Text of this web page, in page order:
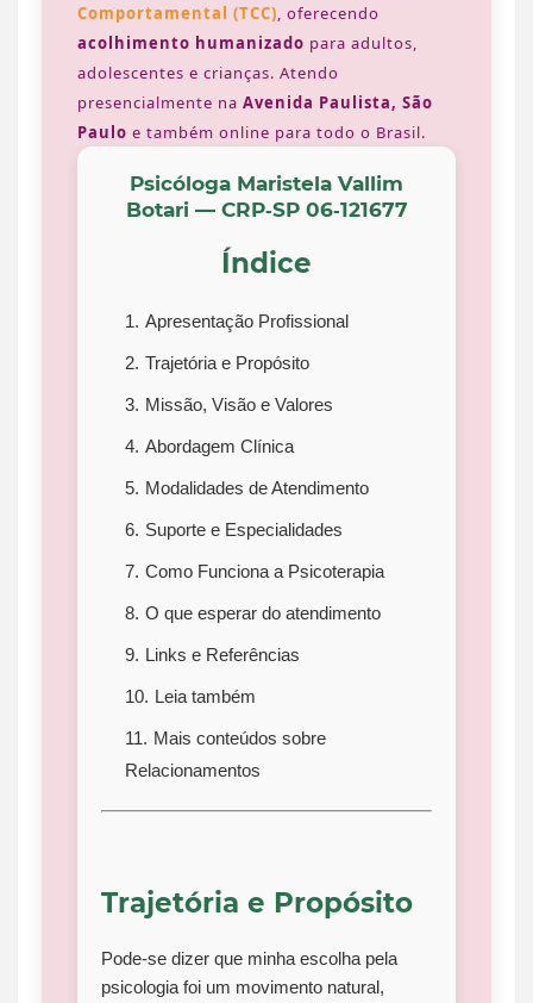
Comportamental (TCC), oferecendo
acolhimento humanizado para adultos,
adolescentes e crianças. Atendo
presencialmente na Avenida Paulista, São
Paulo e também online para todo o Brasil.
Psicóloga Maristela Vallim
Botari — CRP‑SP 06‑121677
Índice
Apresentação Profissional
Trajetória e Propósito
Missão, Visão e Valores
Abordagem Clínica
Modalidades de Atendimento
Suporte e Especialidades
Como Funciona a Psicoterapia
O que esperar do atendimento
Links e Referências
Leia também
Mais conteúdos sobre
Relacionamentos
Trajetória e Propósito
Pode-se dizer que minha escolha pela
psicologia foi um movimento natural,